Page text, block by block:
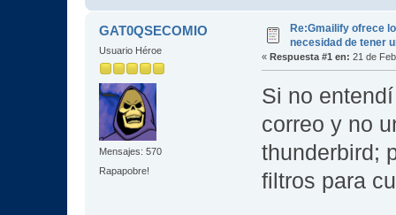
GAT0QSECOMIO
Usuario Héroe
Mensajes: 570
Rapapobre!
Re:Gmailify ofrece
necesidad de tener
« Respuesta #1 en: 21 de
Si no
correo y no
thunderbird;
filtros para